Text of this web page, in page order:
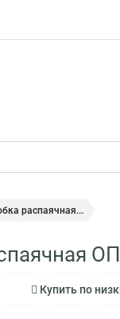
распаячная...
Купить по